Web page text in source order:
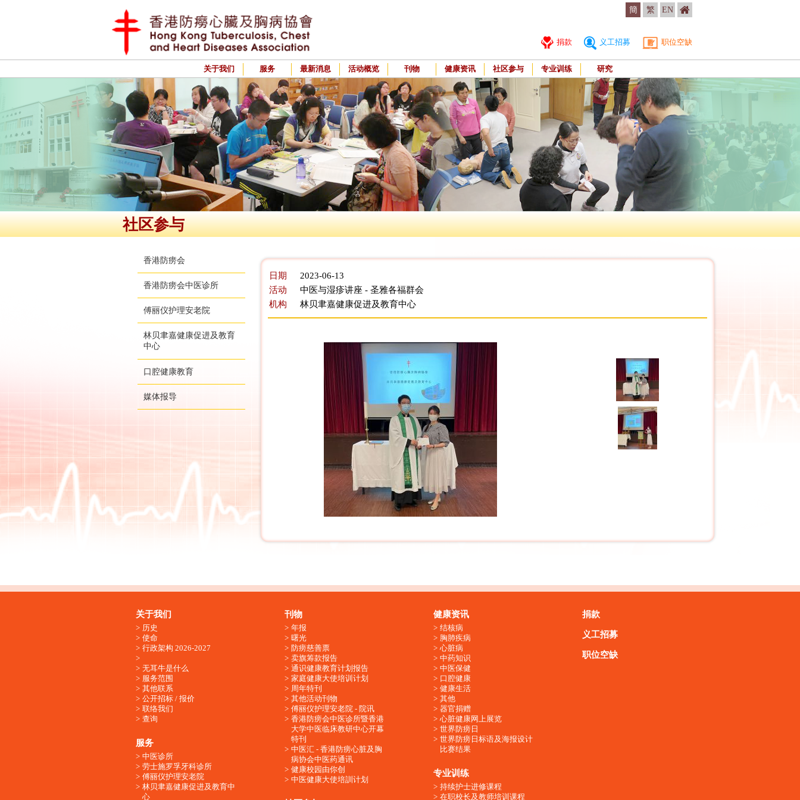
簡 繁 EN
捐款 义工招募 职位空缺
关于我们 服务 最新消息 活动概览 刊物 健康资讯 社区参与 专业训练 研究
社区参与
香港防痨会
香港防痨会中医诊所
傅丽仪护理安老院
林贝聿嘉健康促进及教育
中心
口腔健康教育
媒体报导
日期
2023-06-13
活动
中医与湿疹讲座 - 圣雅各福群会
机构
林贝聿嘉健康促进及教育中心
关于我们
历史
使命
行政架构 2026-2027
无耳牛是什么
服务范围
其他联系
公开招标 / 报价
联络我们
查询
服务
中医诊所
劳士施罗孚牙科诊所
傅丽仪护理安老院
林贝聿嘉健康促进及教育中
心
刊物
年报
曙光
防痨慈善票
卖旗筹款报告
通识健康教育计划报告
家庭健康大使培训计划
周年特刊
其他活动刊物
傅丽仪护理安老院 - 院讯
香港防痨会中医诊所暨香港
大学中医临床教研中心开幕
特刊
中医汇 - 香港防痨心脏及胸
病协会中医药通讯
健康校园由你创
中医健康大使培訓计划
健康资讯
结核病
胸肺疾病
心脏病
中药知识
中医保健
口腔健康
健康生活
其他
器官捐赠
心脏健康网上展览
世界防痨日
世界防痨日标语及海报设计
比赛结果
专业训练
持续护士进修课程
在职校长及教师培训课程
捐款
义工招募
职位空缺